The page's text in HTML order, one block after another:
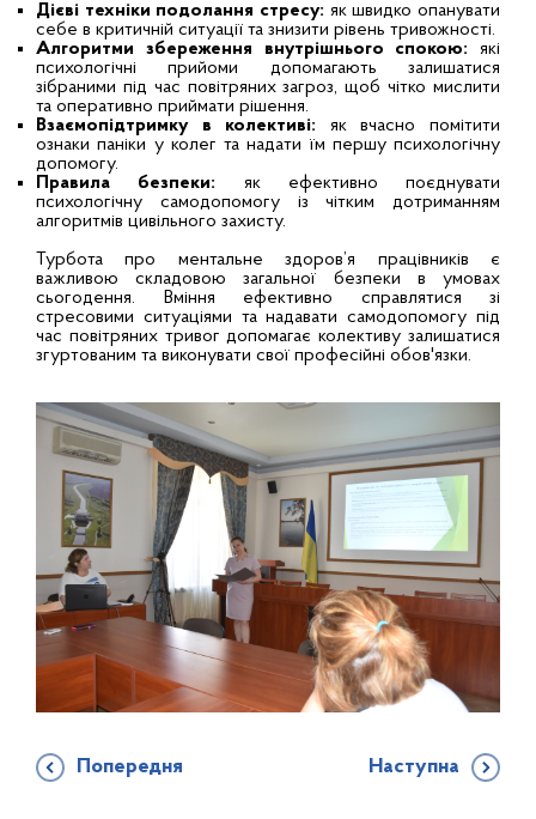
Дієві техніки подолання стресу: як швидко опанувати
себе в критичній ситуації та знизити рівень тривожності.
Алгоритми збереження внутрішнього спокою: які
психологічні прийоми допомагають залишатися
зібраними під час повітряних загроз, щоб чітко мислити
та оперативно приймати рішення.
Взаємопідтримку в колективі: як вчасно помітити
ознаки паніки у колег та надати їм першу психологічну
допомогу.
Правила безпеки: як ефективно поєднувати
психологічну самодопомогу із чітким дотриманням
алгоритмів цивільного захисту.
Турбота про ментальне здоров’я працівників є
важливою складовою загальної безпеки в умовах
сьогодення. Вміння ефективно справлятися зі
стресовими ситуаціями та надавати самодопомогу під
час повітряних тривог допомагає колективу залишатися
згуртованим та виконувати свої професійні обов'язки.
Попередня Наступна